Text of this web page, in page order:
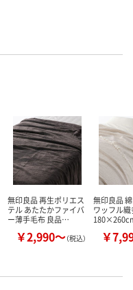
無印良品 再生ポリエス
テル あたたかファイバ
ー薄手毛布 良品…
￥2,990～（税込）
無印良品
ワッフル
￥